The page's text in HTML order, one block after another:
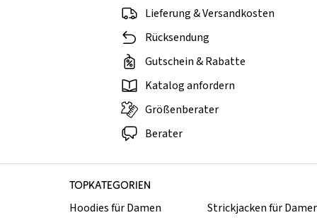
Lieferung & Versandkosten
Rücksendung
Gutschein & Rabatte
Katalog anfordern
Größenberater
Berater
TOPKATEGORIEN
Hoodies für Damen
Strickjacken für